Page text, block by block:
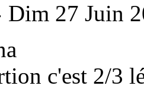
Dim 27 Juin
c'est 2/3